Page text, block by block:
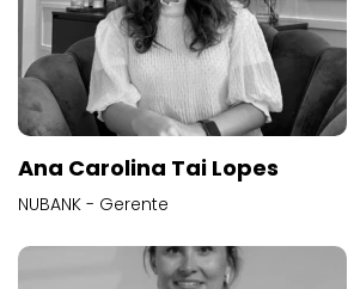
Ana Carolina Tai Lopes
NUBANK - Gerente